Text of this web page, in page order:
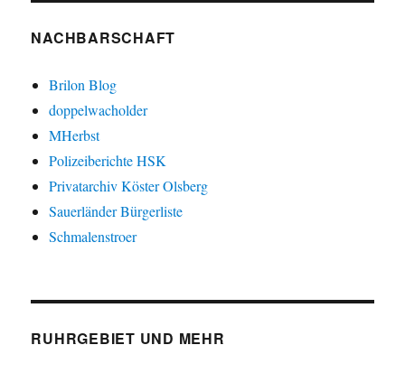
NACHBARSCHAFT
Brilon Blog
doppelwacholder
MHerbst
Polizeiberichte HSK
Privatarchiv Köster Olsberg
Sauerländer Bürgerliste
Schmalenstroer
RUHRGEBIET UND MEHR